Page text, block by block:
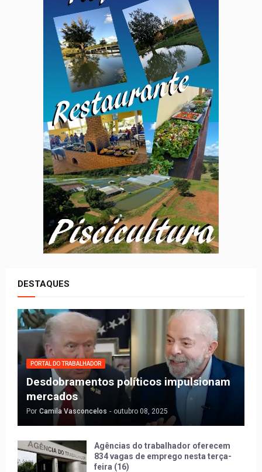
DESTAQUES
PORTAL DO TRABALHADOR
Desdobramentos políticos impulsionam
mercados
Por Camila Vasconcelos - outubro 08, 2025
Agências do trabalhador oferecem
834 vagas de emprego nesta terça-
feira (16)